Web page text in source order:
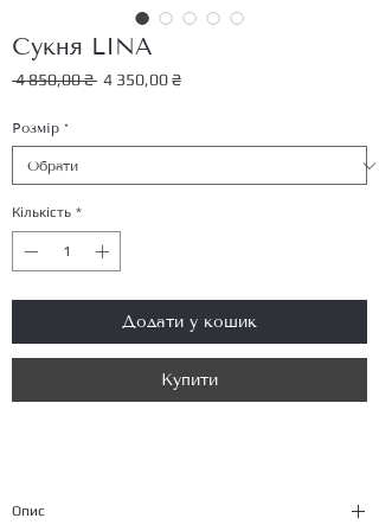
Сукня LINA
4 850,00 ₴ Звичайна
4 350,00 ₴За
Розмір *
Кількість *
Додати у кошик
Купити
Опис